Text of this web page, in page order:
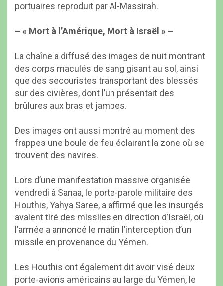
portuaires reproduit par Al-Massirah.
– « Mort à l’Amérique, Mort à Israël » –
La chaîne a diffusé des images de nuit montrant
des corps maculés de sang gisant au sol, ainsi
que des secouristes transportant des blessés
sur des civières, dont l’un présentait des
brûlures aux bras et jambes.
Des images ont aussi montré au moment des
frappes une boule de feu éclairant la zone où se
trouvent des navires.
Lors d’une manifestation massive organisée
vendredi à Sanaa, le porte-parole militaire des
Houthis, Yahya Saree, a affirmé que les insurgés
avaient tiré des missiles en direction d’Israël, où
l’armée a annoncé le matin l’interception d’un
missile en provenance du Yémen.
Les Houthis ont également dit avoir visé deux
porte-avions américains au large du Yémen, le